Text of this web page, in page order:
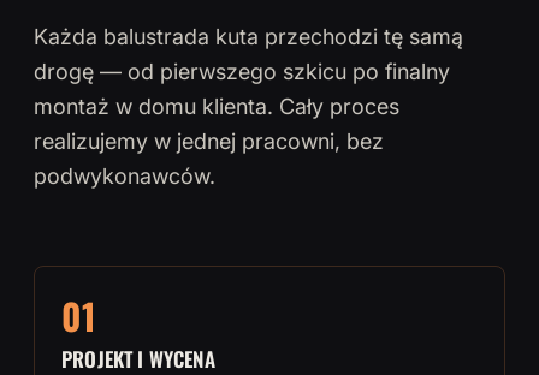
Każda balustrada kuta przechodzi tę samą
drogę — od pierwszego szkicu po finalny
montaż w domu klienta. Cały proces
realizujemy w jednej pracowni, bez
podwykonawców.
01
PROJEKT I WYCENA